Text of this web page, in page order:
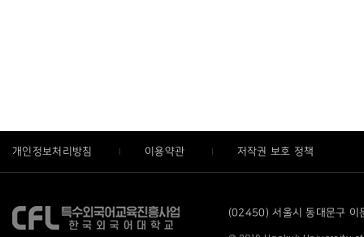
개인정보처리방침 이용약관 저작권 보호 정책
(02450) 서울시 동대문구